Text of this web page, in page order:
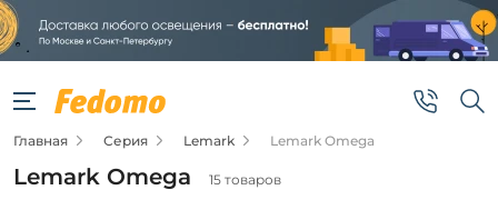
Фильтры
Цена
от
Главная Серия Lemark Lemark Omega
Lemark Omega 15 товаров